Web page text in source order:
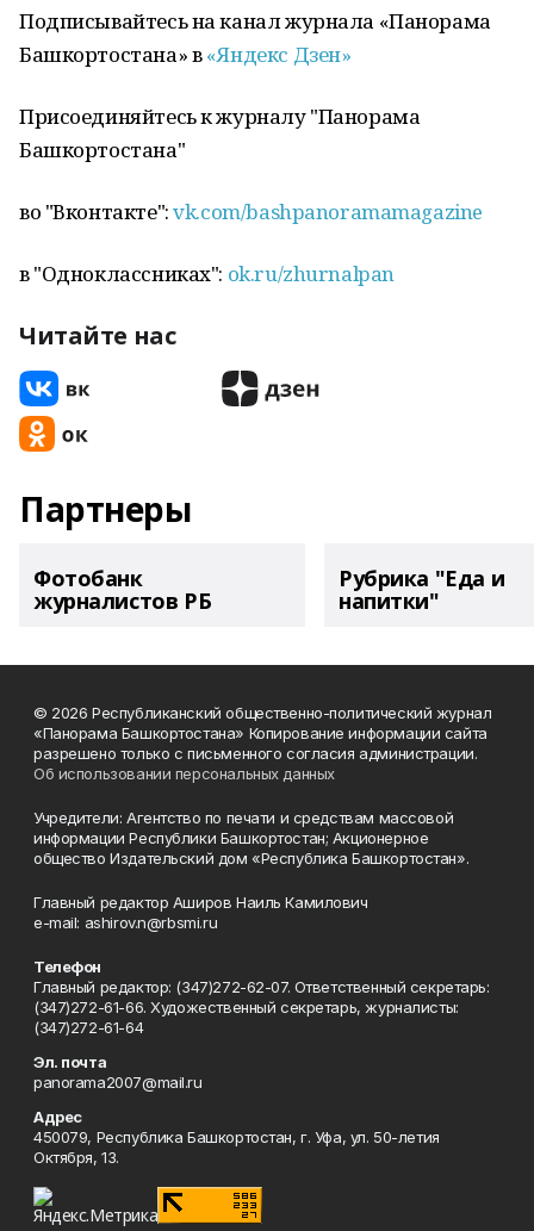
Подписывайтесь на канал журнала «Панорама
Башкортостана» в«Яндекс Дзен»
Присоединяйтесь к журналу "Панорама
Башкортостана"
во "Вконтакте":vk.com/bashpanoramamagazine
в "Одноклассниках": ok.ru/zhurnalpan
Читайте нас
Партнеры
Фотобанк
журналистов РБ
Рубрика "Еда и
напитки"
© 2026 Республиканский общественно-политический журнал
«Панорама Башкортостана» Копирование информации сайта
разрешено только с письменного согласия администрации.
Об использовании персональных данных
Учредители: Агентство по печати и средствам массовой
информации Республики Башкортостан; Акционерное
общество Издательский дом «Республика Башкортостан».
Главный редактор Аширов Наиль Камилович
e-mail: ashirov.n@rbsmi.ru
Телефон
Главный редактор: (347)272-62-07. Ответственный секретарь:
(347)272-61-66. Художественный секретарь, журналисты:
(347)272-61-64
Эл. почта
panorama2007@mail.ru
Адрес
450079, Республика Башкортостан, г. Уфа, ул. 50-летия
Октября, 13.